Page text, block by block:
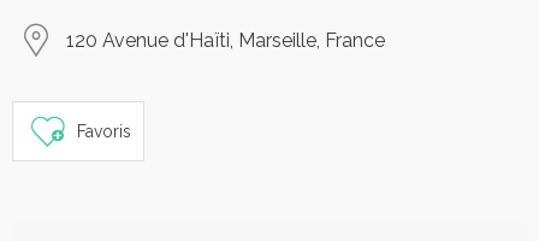
120 Avenue d'Haïti, Marseille, France
Favoris